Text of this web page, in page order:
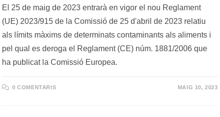
El 25 de maig de 2023 entrarà en vigor el nou Reglament
(UE) 2023/915 de la Comissió de 25 d'abril de 2023 relatiu
als límits màxims de determinats contaminants als aliments i
pel qual es deroga el Reglament (CE) núm. 1881/2006 que
ha publicat la Comissió Europea.
0 COMENTARIS MAIG 10, 2023